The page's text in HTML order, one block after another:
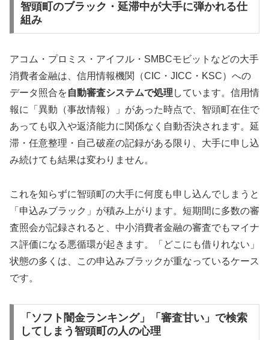
智頭町のブラック・延滞中が大手に弾かれる仕
組み
アコム・プロミス・アイフル・SMBCモビットなどの大手
消費者金融は、信用情報機関（CIC・JICC・KSC）への
データ照合を自動審査システムで処理 しています。信用情
報に「異動（事故情報）」があった時点で、智頭町在住で
あっても収入や返済能力に関係なく自動否決されます。延
滞・任意整理・自己破産の記録がある限り、大手に申し込
み続けても結果は変わりません。
これを知らずに智頭町の大手に何度も申し込んでしまうと
「申込みブラック」が積み上がります。短期間に多数の審
査照会が記録されると、中小消費者金融の審査でもマイナ
ス評価になる悪循環が起きます。「どこにも借りれない」
状態の多くは、この申込みブラックが重なっているケース
です。
「ソフト闇金ランキング」「審査甘い」で検索
してしまう智頭町の人の心理